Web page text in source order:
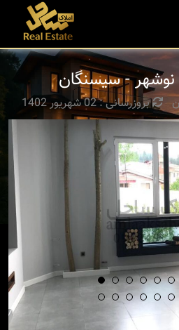
- سیسنگان
بروزرسانی : 02 شهریور 1402